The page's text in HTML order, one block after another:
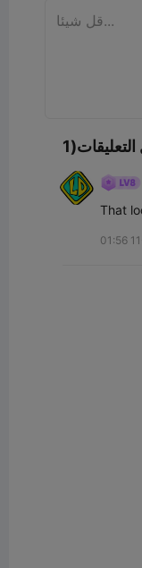
That
01:56